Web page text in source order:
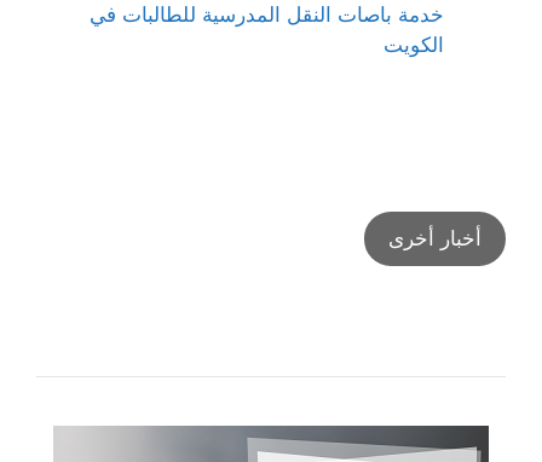
خدمة باصات النقل المدرسية للطالبات في
الكويت
أخبار أخرى